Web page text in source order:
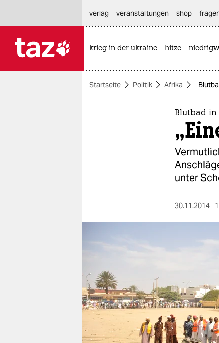
themen
wahrheit
verlag
verlag
veranstaltungen
verlag
veranstaltungen shop
krieg in der ukraine hitze
Startseite Politik Afrika
Blutbad in
unter
30.11.2014